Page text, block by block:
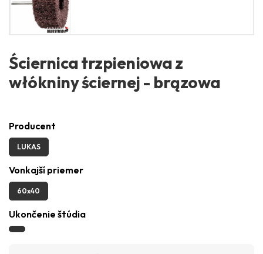
Ściernica trzpieniowa z
włókniny ściernej - brązowa
Producent
LUKAS
Vonkajší priemer
60x40
Ukončenie štúdia